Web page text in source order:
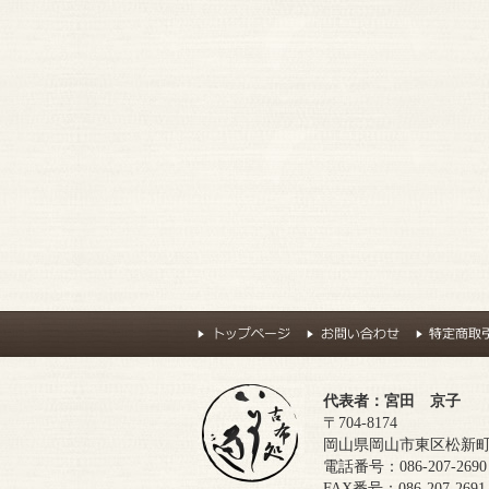
代表者：宮田 京子
〒704-8174
岡山県岡山市東区松新
電話番号：086-207-2690